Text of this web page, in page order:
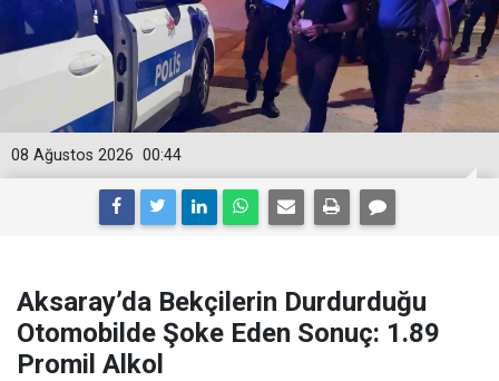
00:44
08 Ağustos 2026
Aksaray’da Bekçilerin Durdurduğu
Otomobilde Şoke Eden Sonuç: 1.89
Promil Alkol